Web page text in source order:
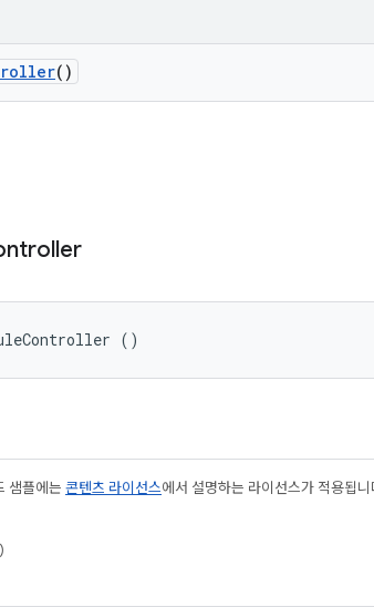
()
()
샘플에는 콘텐츠 라이선스에서 설명하는 라이선스가 적용됩